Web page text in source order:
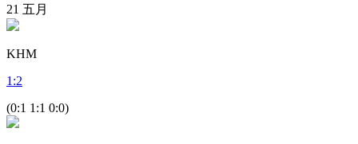
21 五月
KHM
1 :2
(0:1 1:1 0:0)